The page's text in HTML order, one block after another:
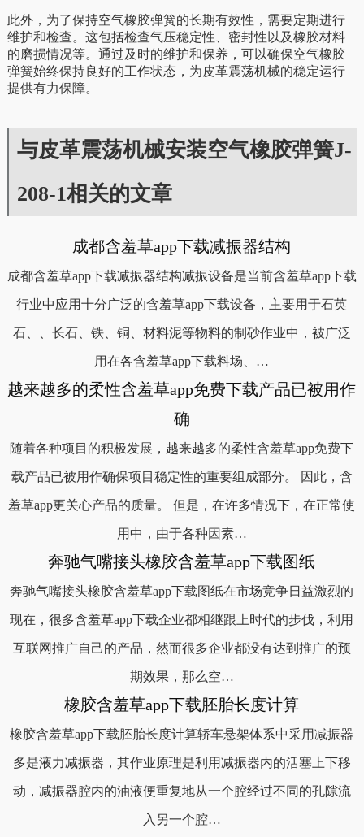
此外，为了保持空气橡胶弹簧的长期有效性，需要定期进行
维护和检查。这包括检查气压稳定性、密封性以及橡胶材料
的磨损情况等。通过及时的维护和保养，可以确保空气橡胶
弹簧始终保持良好的工作状态，为皮革震荡机械的稳定运行
提供有力保障。
与皮革震荡机械安装空气橡胶弹簧J-
208-1相关的文章
成都含羞草app下载减振器结构
成都含羞草app下载减振器结构减振设备是当前含羞草app下载
行业中应用十分广泛的含羞草app下载设备，主要用于石英
石、、长石、铁、铜、材料泥等物料的制砂作业中，被广泛
用在各含羞草app下载料场、…
越来越多的柔性含羞草app免费下载产品已被用作
确
随着各种项目的积极发展，越来越多的柔性含羞草app免费下
载产品已被用作确保项目稳定性的重要组成部分。 因此，含
羞草app更关心产品的质量。 但是，在许多情况下，在正常使
用中，由于各种因素…
奔驰气嘴接头橡胶含羞草app下载图纸
奔驰气嘴接头橡胶含羞草app下载图纸在市场竞争日益激烈的
现在，很多含羞草app下载企业都相继跟上时代的步伐，利用
互联网推广自己的产品，然而很多企业都没有达到推广的预
期效果，那么空…
橡胶含羞草app下载胚胎长度计算
橡胶含羞草app下载胚胎长度计算轿车悬架体系中采用减振器
多是液力减振器，其作业原理是利用减振器内的活塞上下移
动，减振器腔内的油液便重复地从一个腔经过不同的孔隙流
入另一个腔…